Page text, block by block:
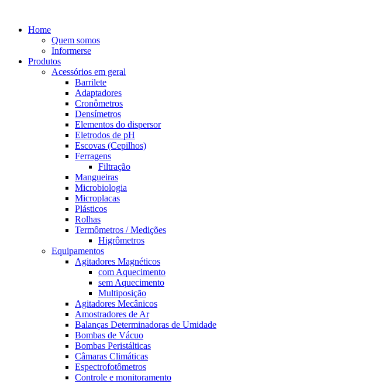
Home
Quem somos
Informerse
Produtos
Acessórios em geral
Barrilete
Adaptadores
Cronômetros
Densímetros
Elementos do dispersor
Eletrodos de pH
Escovas (Cepilhos)
Ferragens
Filtração
Mangueiras
Microbiologia
Microplacas
Plásticos
Rolhas
Termômetros / Medições
Higrômetros
Equipamentos
Agitadores Magnéticos
com Aquecimento
sem Aquecimento
Multiposição
Agitadores Mecânicos
Amostradores de Ar
Balanças Determinadoras de Umidade
Bombas de Vácuo
Bombas Peristálticas
Câmaras Climáticas
Espectrofotômetros
Controle e monitoramento